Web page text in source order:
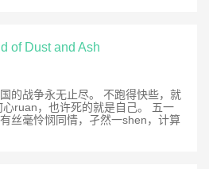
of Dust and Ash
的战争永无止尽。 不跑得快些，就
ruan，也许死的就是自己。 五一
丝毫怜悯同情，孑然一shen，计算